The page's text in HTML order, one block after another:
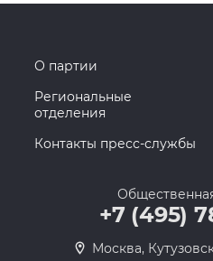
О партии
Региональные
отделения
Контакты пресс-службы
+7 (495)
Москва,